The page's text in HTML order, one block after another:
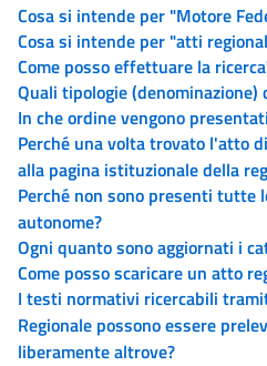
Cosa si intende per "Motore
Cosa si intende per "atti
Come posso effettuare la
Quali tipologie
In che ordine vengono
Perché una volta trovato l'atto
alla pagina istituzionale della
Perché non sono presenti tutte
autonome?
Ogni quanto sono aggiornati i
Come posso scaricare un atto
I testi normativi ricercabili
Regionale possono essere
liberamente altrove?